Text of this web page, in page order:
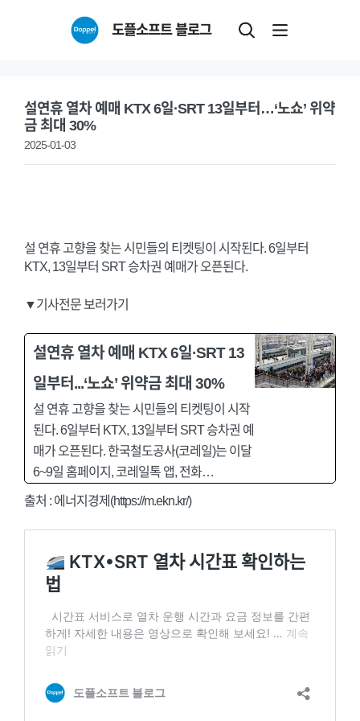
도플소프트 블로그
설연휴 열차 예매 KTX 6일·SRT 13일부터…‘노쇼’ 위약
금 최대 30%
2025-01-03
설 연휴 고향을 찾는 시민들의 티켓팅이 시작된다. 6일부터
KTX, 13일부터 SRT 승차권 예매가 오픈된다.
▼기사전문 보러가기
설연휴 열차 예매 KTX 6일·SRT 13
일부터...‘노쇼’ 위약금 최대 30%
설 연휴 고향을 찾는 시민들의 티켓팅이 시작
된다. 6일부터 KTX, 13일부터 SRT 승차권 예
매가 오픈된다. 한국철도공사(코레일)는 이달
6~9일 홈페이지, 코레일톡 앱, 전화…
출처 : 에너지경제(https://m.ekn.kr/)